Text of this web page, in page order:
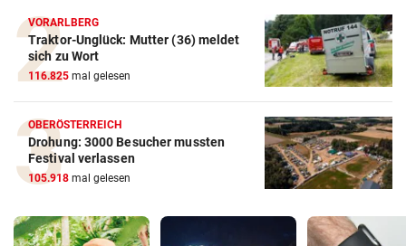
VORARLBERG
Traktor-Unglück: Mutter (36) meldet
sich zu Wort
116.825 mal gelesen
OBERÖSTERREICH
Drohung: 3000 Besucher mussten
Festival verlassen
105.918 mal gelesen